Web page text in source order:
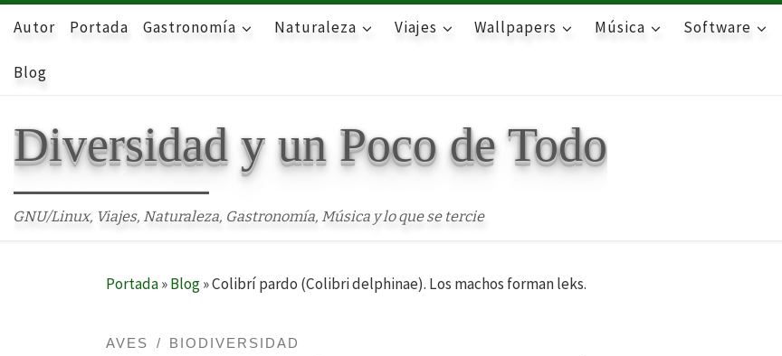
Skip to content
Autor Portada Gastronomía Naturaleza Viajes Wallpapers Música Software
Blog
Diversidad y un Poco de Todo
GNU/Linux, Viajes, Naturaleza, Gastronomía, Música y lo que se tercie
Portada»Blog»Colibrí pardo (Colibri delphinae). Los machos forman leks.
AVES BIODIVERSIDAD